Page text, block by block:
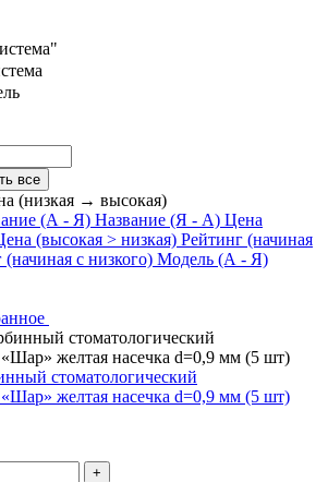
(низкая → высокая)
(А - Я) Название (Я - А) Цена
(высокая > низкая) Рейтинг (начиная
(начиная с низкого) Модель (А - Я)
стоматологический
желтая насечка d=0,9 мм (5 шт)
+